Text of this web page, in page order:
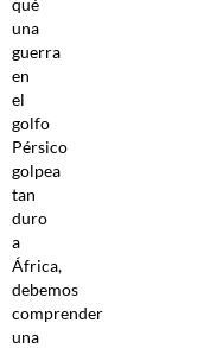
una
guerra
en
el
golfo
Pérsico
golpea
tan
duro
a
África,
debemos
comprender
una